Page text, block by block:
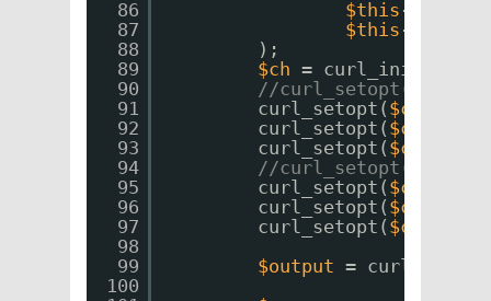
86
87
88
89
90
91
92
93
94
95
96
97
98
99
100
$this -
$this -
);
$ch = curl_init();
//curl_setopt($ch,
curl_setopt( $ch
curl_setopt( $ch
curl_setopt( $ch
//curl_setopt($ch,
curl_setopt( $ch
curl_setopt( $ch
curl_setopt( $ch
$output = curl_exec(